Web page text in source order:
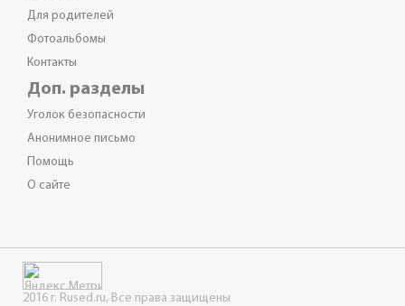
Для родителей
Фотоальбомы
Контакты
Доп. разделы
Уголок безопасности
Анонимное письмо
Помощь
О сайте
2016 г. Rused.ru, Все права защищены